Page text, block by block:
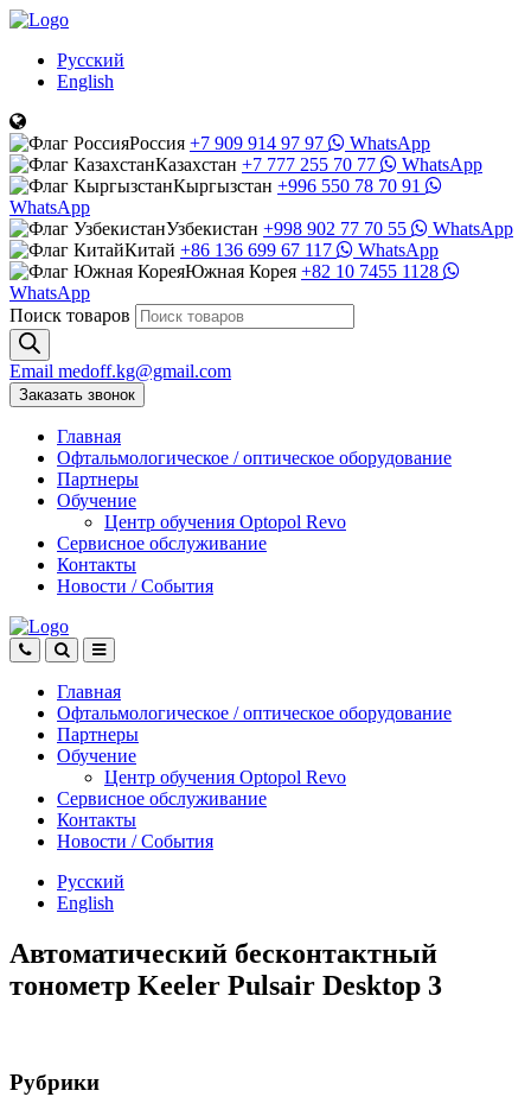
Русский
English
Россия +7 909 914 97 97
WhatsApp
Казахстан +7 777 255 70 77
WhatsApp
Кыргызстан +996 550 78 70 91
WhatsApp
Узбекистан +998 902 77 70 55
WhatsApp
Китай +86 136 699 67 117
WhatsApp
Южная Корея +82 10 7455 1128
WhatsApp
Поиск товаров
Email medoff.kg@gmail.com
Заказать звонок
Главная
Офтальмологическое / оптическое оборудование
Партнеры
Обучение
Центр обучения Оptopol Revo
Сервисное обслуживание
Контакты
Новости / События
Главная
Офтальмологическое / оптическое оборудование
Партнеры
Обучение
Центр обучения Оptopol Revo
Сервисное обслуживание
Контакты
Новости / События
Русский
English
Автоматический бесконтактный
тонометр Keeler Pulsair Desktop 3
Рубрики